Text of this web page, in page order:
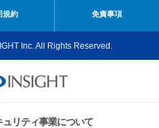
規約 免責事項
Inc. All Rights Reserved.
リティ事業について